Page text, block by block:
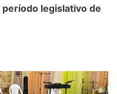
legislativo de